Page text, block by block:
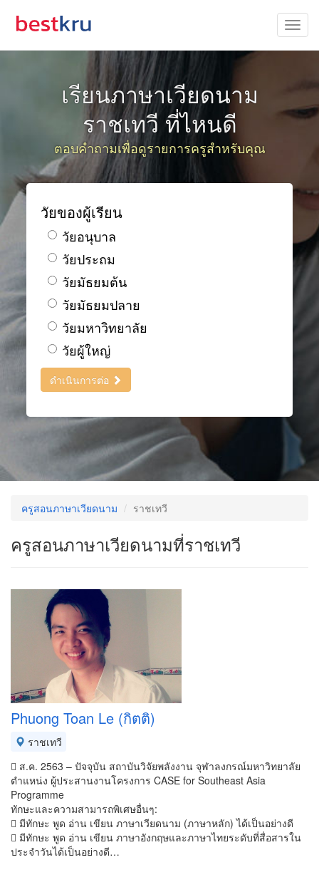
เรียนภาษาเวียดนาม
ราชเทวี ที่ไหนดี
ตอบคำถามเพื่อดูรายการครูสำหรับคุณ
วัยของผู้เรียน
วัยอนุบาล
วัยประถม
วัยมัธยมต้น
วัยมัธยมปลาย
วัยมหาวิทยาลัย
วัยผู้ใหญ่
ดำเนินการต่อ
ครูสอนภาษาเวียดนาม ราชเทวี
ครูสอนภาษาเวียดนามที่ราชเทวี
Phuong Toan Le (กิตติ)
ราชเทวี
 ส.ค. 2563 – ปัจจุบัน สถาบันวิจัยพลังงาน จุฬาลงกรณ์มหาวิทยาลัย
ตำแหน่ง ผู้ประสานงานโครงการ CASE for Southeast Asia
Programme
ทักษะและความสามารถพิเศษอื่นๆ:
 มีทักษะ พูด อ่าน เขียน ภาษาเวียดนาม (ภาษาหลัก) ได้เป็นอย่างดี
 มีทักษะ พูด อ่าน เขียน ภาษาอังกฤษและภาษาไทยระดับที่สื่อสารใน
ประจำวันได้เป็นอย่างดี…